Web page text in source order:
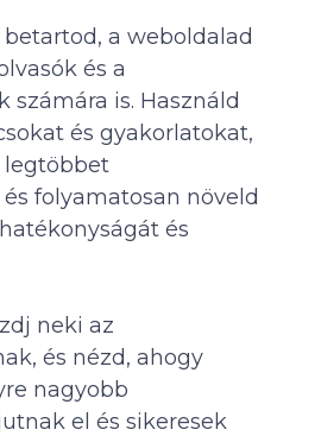
a weboldalad
és a
számára is. Használd
és gyakorlatokat,
legtöbbet
folyamatosan növeld
és
neki az
és nézd, ahogy
nagyobb
el és sikeresek